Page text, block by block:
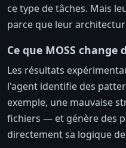
ce type de tâches. Mais
parce que leur
Ce que MOSS
Les résultats
l'agent identifie des
exemple, une mauvaise
fichiers — et génère des
directement sa logique